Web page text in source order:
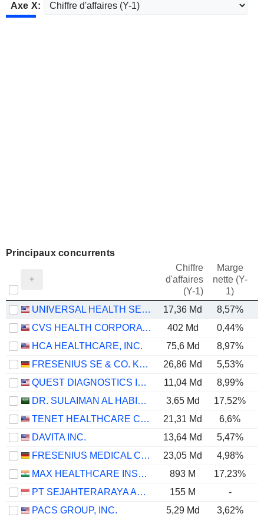
Axe X:
Principaux concurrents
Chiffre
d'affaires
(Y-1)
Marge
nette (Y-
1)
UNIVERSAL HEALTH SERVICES, INC. 17,36 Md 8,57%
CVS HEALTH CORPORATION
402 Md 0,44%
HCA HEALTHCARE, INC.
75,6 Md 8,97%
FRESENIUS SE & CO. KGAA
26,86 Md 5,53%
QUEST DIAGNOSTICS INCORPORATED
11,04 Md 8,99%
DR. SULAIMAN AL HABIB MEDICAL SERVICES GROUP COMPANY
3,65 Md 17,52%
TENET HEALTHCARE CORPORATION
21,31 Md 6,6%
DAVITA INC.
13,64 Md 5,47%
FRESENIUS MEDICAL CARE AG
23,05 Md 4,98%
MAX HEALTHCARE INSTITUTE LIMITED
893 M 17,23%
PT SEJAHTERARAYA ANUGRAHJAYA TBK
155 M -
PACS GROUP, INC.
5,29 Md
3,62%